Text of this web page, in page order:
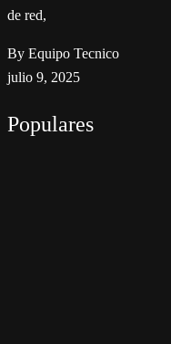
de red,
By Equipo Tecnico
julio 9, 2025
Populares